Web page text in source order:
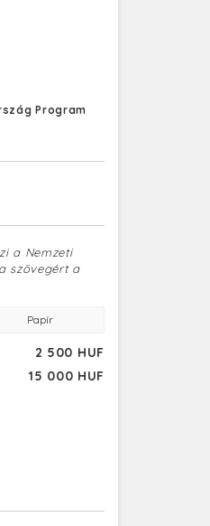
Program
a Nemzeti
szövegért a
Papír
2 500 HUF
15 000 HUF